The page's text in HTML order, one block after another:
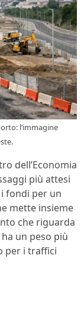
l’immagine
dell’Economia
più attesi
i fondi per un
mette insieme
che riguarda
un peso più
per i traffici